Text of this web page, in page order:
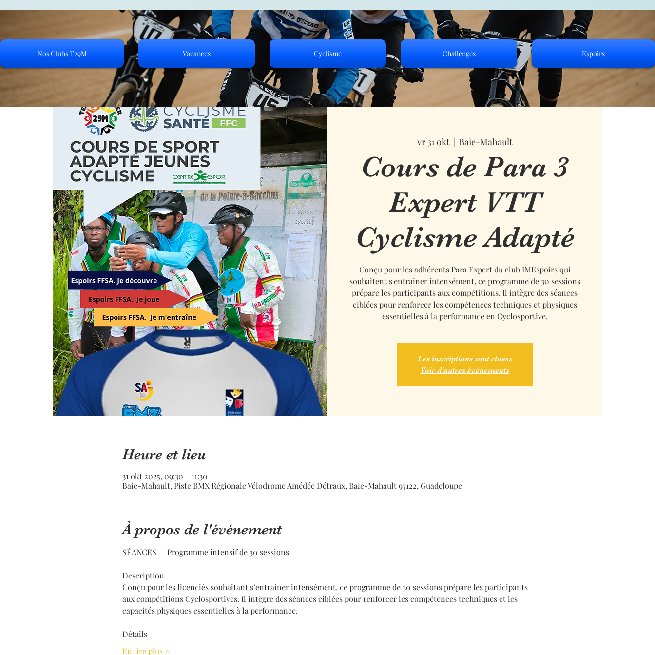
Nos Clubs T29M Vacances Cyclisme Challenges Espoirs
vr 31 okt
  |
Baie-Mahault
Cours de Para 3
Expert VTT
Cyclisme Adapté
Conçu pour les adhérents Para Expert du club IMEspoirs qui
souhaitent s'entraîner intensément, ce programme de 30 sessions
prépare les participants aux compétitions. Il intègre des séances
ciblées pour renforcer les compétences techniques et physiques
essentielles à la performance en Cyclosportive.
Les inscriptions sont closes
Voir d'autres événements
Heure et lieu
31 okt 2025, 09:30 – 11:30
Baie-Mahault, Piste BMX Régionale Vélodrome Amédée Détraux, Baie-Mahault 97122, Guadeloupe
À propos de l'événement
SÉANCES — Programme intensif de 30 sessions
Description
Conçu pour les licenciés souhaitant s’entraîner intensément, ce programme de 30 sessions prépare les participants
aux compétitions Cyclosportives. Il intègre des séances ciblées pour renforcer les compétences techniques et les
capacités physiques essentielles à la performance.
Détails
En lire plus >